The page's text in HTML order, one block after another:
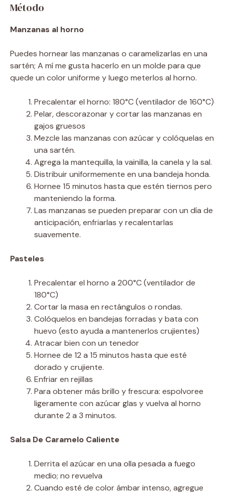
Método
Manzanas al horno
Puedes hornear las manzanas o caramelizarlas en una
sartén; A mí me gusta hacerlo en un molde para que
quede un color uniforme y luego meterlos al horno.
Precalentar el horno: 180°C (ventilador de 160°C)
Pelar, descorazonar y cortar las manzanas en
gajos gruesos
Mezcle las manzanas con azúcar y colóquelas en
una sartén.
Agrega la mantequilla, la vainilla, la canela y la sal.
Distribuir uniformemente en una bandeja honda.
Hornee 15 minutos hasta que estén tiernos pero
manteniendo la forma.
Las manzanas se pueden preparar con un día de
anticipación, enfriarlas y recalentarlas
suavemente.
Pasteles
Precalentar el horno a 200°C (ventilador de
180°C)
Cortar la masa en rectángulos o rondas.
Colóquelos en bandejas forradas y bata con
huevo (esto ayuda a mantenerlos crujientes)
Atracar bien con un tenedor
Hornee de 12 a 15 minutos hasta que esté
dorado y crujiente.
Enfriar en rejillas
Para obtener más brillo y frescura: espolvoree
ligeramente con azúcar glas y vuelva al horno
durante 2 a 3 minutos.
Salsa De Caramelo Caliente
Derrita el azúcar en una olla pesada a fuego
medio; no revuelva
Cuando esté de color ámbar intenso, agregue